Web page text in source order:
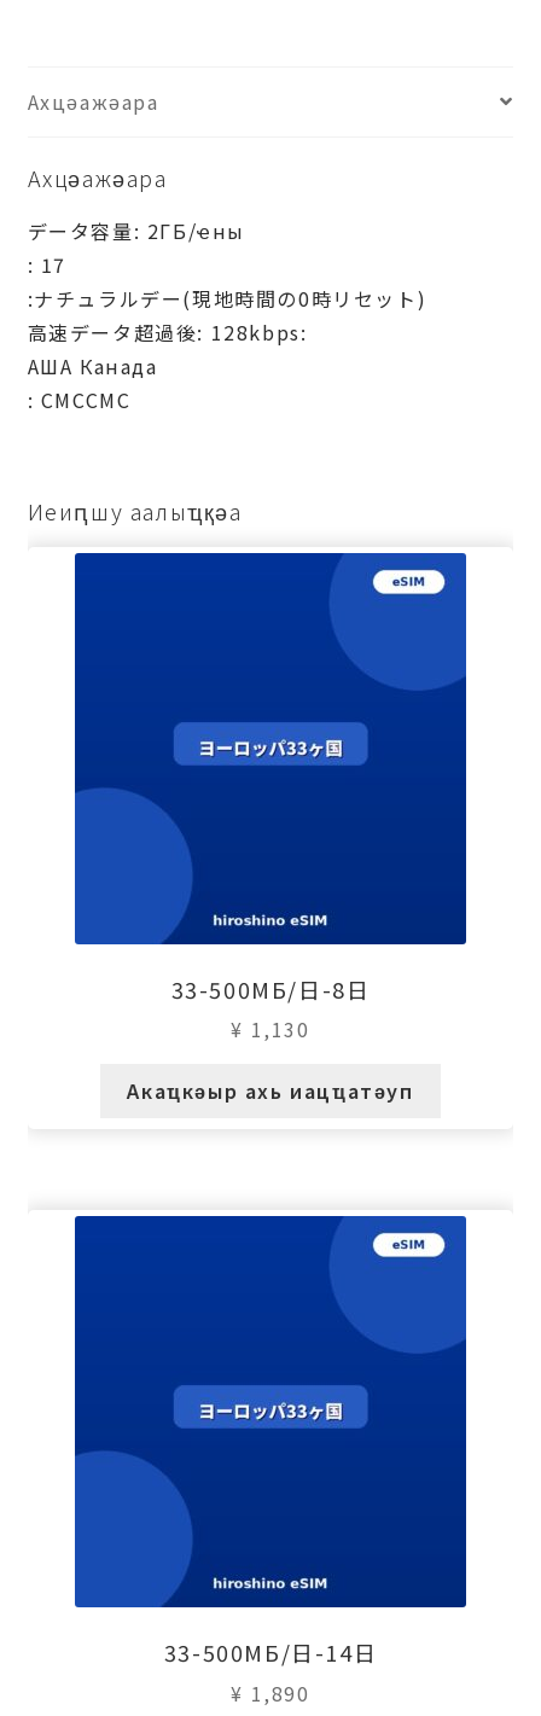
Ахцәажәара
Ахцәажәара
データ容量: 2ГБ/ҽны
: 17
:ナチュラルデー(現地時間の0時リセット)
高速データ超過後: 128kbps:
АША Канада
: СМССМС
Иеиԥшу аалыҵқәа
33-500МБ/日-8日
¥ 1,130
Акаҵкәыр ахь иацҵатәуп
33-500МБ/日-14日
¥ 1,890